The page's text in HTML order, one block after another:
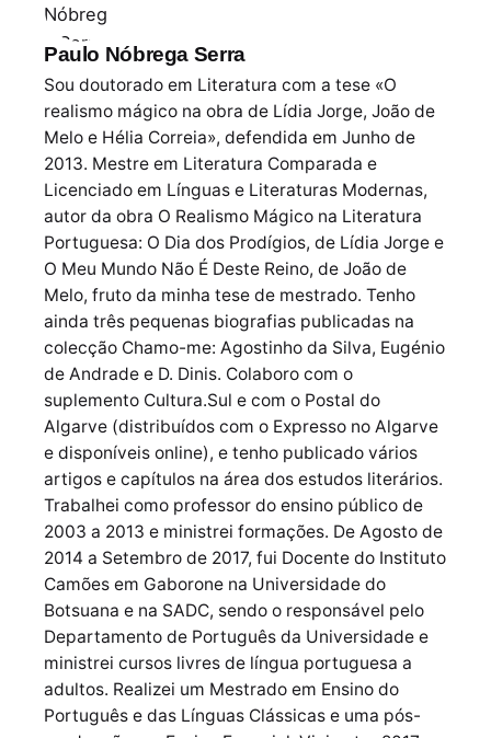
Paulo Nóbrega Serra
Sou doutorado em Literatura com a tese «O
realismo mágico na obra de Lídia Jorge, João de
Melo e Hélia Correia», defendida em Junho de
2013. Mestre em Literatura Comparada e
Licenciado em Línguas e Literaturas Modernas,
autor da obra O Realismo Mágico na Literatura
Portuguesa: O Dia dos Prodígios, de Lídia Jorge e
O Meu Mundo Não É Deste Reino, de João de
Melo, fruto da minha tese de mestrado. Tenho
ainda três pequenas biografias publicadas na
colecção Chamo-me: Agostinho da Silva, Eugénio
de Andrade e D. Dinis. Colaboro com o
suplemento Cultura.Sul e com o Postal do
Algarve (distribuídos com o Expresso no Algarve
e disponíveis online), e tenho publicado vários
artigos e capítulos na área dos estudos literários.
Trabalhei como professor do ensino público de
2003 a 2013 e ministrei formações. De Agosto de
2014 a Setembro de 2017, fui Docente do Instituto
Camões em Gaborone na Universidade do
Botsuana e na SADC, sendo o responsável pelo
Departamento de Português da Universidade e
ministrei cursos livres de língua portuguesa a
adultos. Realizei um Mestrado em Ensino do
Português e das Línguas Clássicas e uma pós-